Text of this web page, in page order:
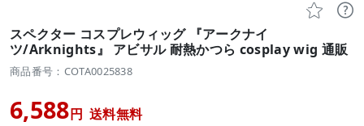
 
スペクター コスプレウィッグ 『アークナイ
ツ/Arknights』 アビサル 耐熱かつら cosplay wig 通販
商品番号：COTA0025838
6,588円 送料無料